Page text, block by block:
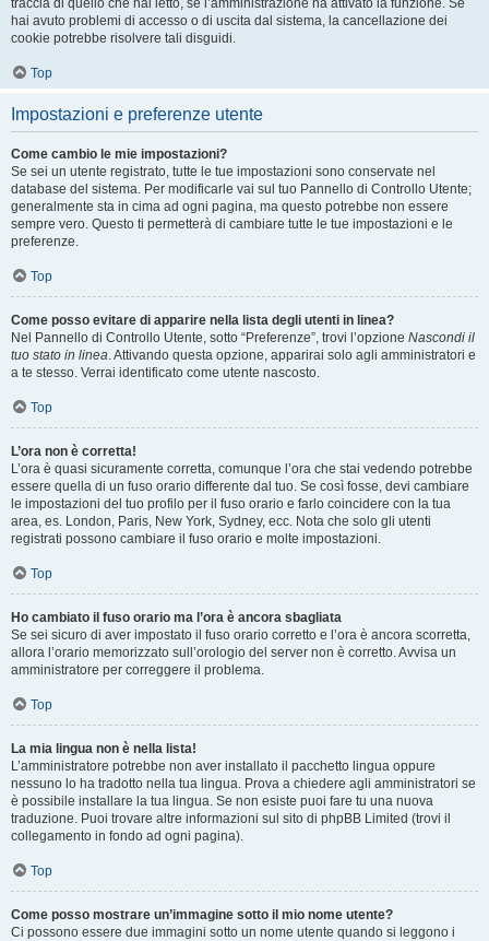
traccia di quello che hai letto, se l’amministrazione ha attivato la funzione. Se
hai avuto problemi di accesso o di uscita dal sistema, la cancellazione dei
cookie potrebbe risolvere tali disguidi.
Top
Impostazioni e preferenze utente
Come cambio le mie impostazioni?
Se sei un utente registrato, tutte le tue impostazioni sono conservate nel
database del sistema. Per modificarle vai sul tuo Pannello di Controllo Utente;
generalmente sta in cima ad ogni pagina, ma questo potrebbe non essere
sempre vero. Questo ti permetterà di cambiare tutte le tue impostazioni e le
preferenze.
Top
Come posso evitare di apparire nella lista degli utenti in linea?
Nel Pannello di Controllo Utente, sotto “Preferenze”, trovi l’opzione Nascondi il
tuo stato in linea. Attivando questa opzione, apparirai solo agli amministratori e
a te stesso. Verrai identificato come utente nascosto.
Top
L’ora non è corretta!
L’ora è quasi sicuramente corretta, comunque l’ora che stai vedendo potrebbe
essere quella di un fuso orario differente dal tuo. Se così fosse, devi cambiare
le impostazioni del tuo profilo per il fuso orario e farlo coincidere con la tua
area, es. London, Paris, New York, Sydney, ecc. Nota che solo gli utenti
registrati possono cambiare il fuso orario e molte impostazioni.
Top
Ho cambiato il fuso orario ma l’ora è ancora sbagliata
Se sei sicuro di aver impostato il fuso orario corretto e l’ora è ancora scorretta,
allora l’orario memorizzato sull’orologio del server non è corretto. Avvisa un
amministratore per correggere il problema.
Top
La mia lingua non è nella lista!
L’amministratore potrebbe non aver installato il pacchetto lingua oppure
nessuno lo ha tradotto nella tua lingua. Prova a chiedere agli amministratori se
è possibile installare la tua lingua. Se non esiste puoi fare tu una nuova
traduzione. Puoi trovare altre informazioni sul sito di phpBB Limited (trovi il
collegamento in fondo ad ogni pagina).
Top
Come posso mostrare un’immagine sotto il mio nome utente?
Ci possono essere due immagini sotto un nome utente quando si leggono i